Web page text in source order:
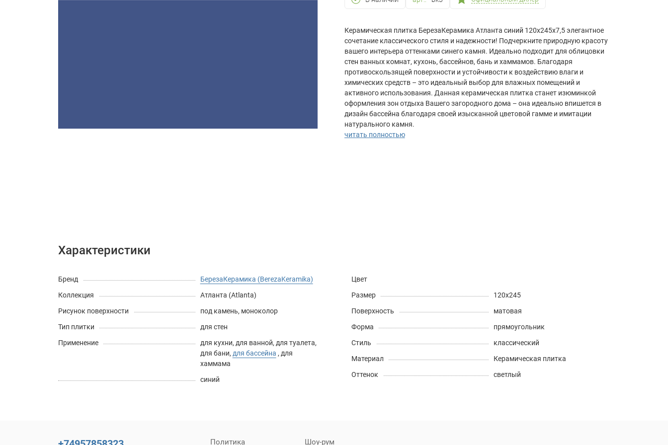
Керамическая плитка БерезаКерамика Атланта синий 120х245x7,5 элегантное
сочетание классического стиля и надежности! Подчеркните природную красоту
вашего интерьера оттенками синего камня. Идеально подходит для облицовки
стен ванных комнат, кухонь, бассейнов, бань и хаммамов. Благодаря
противоскользящей поверхности и устойчивости к воздействию влаги и
химических средств – это идеальный выбор для влажных помещений и
активного использования. Данная керамическая плитка станет изюминкой
оформления зон отдыха Вашего загородного дома – она идеально впишется в
дизайн бассейна благодаря своей изысканной цветовой гамме и имитации
натурального камня.
читать полностью
Характеристики
Бренд
БерезаКерамика (BerezaKeramika)
Коллекция
Атланта (Atlanta)
Рисунок поверхности
под камень, моноколор
Тип плитки
для стен
Применение
для кухни, для ванной, для туалета,
для бани, для бассейна , для
хаммама
Цвет
синий
Размер
120х245
Поверхность
матовая
Форма
прямоугольник
Стиль
классический
Материал
Керамическая плитка
Оттенок
светлый
Политика Шоу-рум